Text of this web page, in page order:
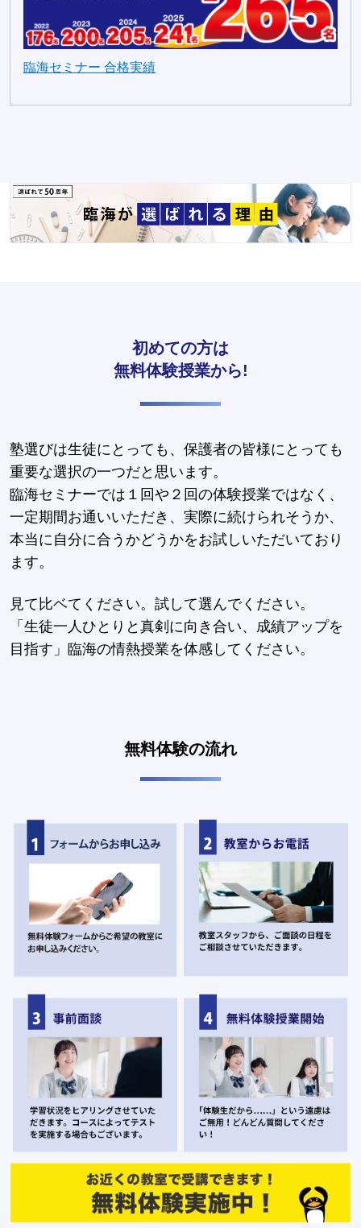
臨海セミナー 合格実績
初めての方は
無料体験授業から!
塾選びは生徒にとっても、保護者の皆様にとっても
重要な選択の一つだと思います。
臨海セミナーでは１回や２回の体験授業ではなく、
一定期間お通いいただき、実際に続けられそうか、
本当に自分に合うかどうかをお試しいただいており
ます。
見て比ベてください。試して選んでください。
「生徒一人ひとりと真剣に向き合い、成績アップを
目指す」臨海の情熱授業を体感してください。
無料体験の流れ